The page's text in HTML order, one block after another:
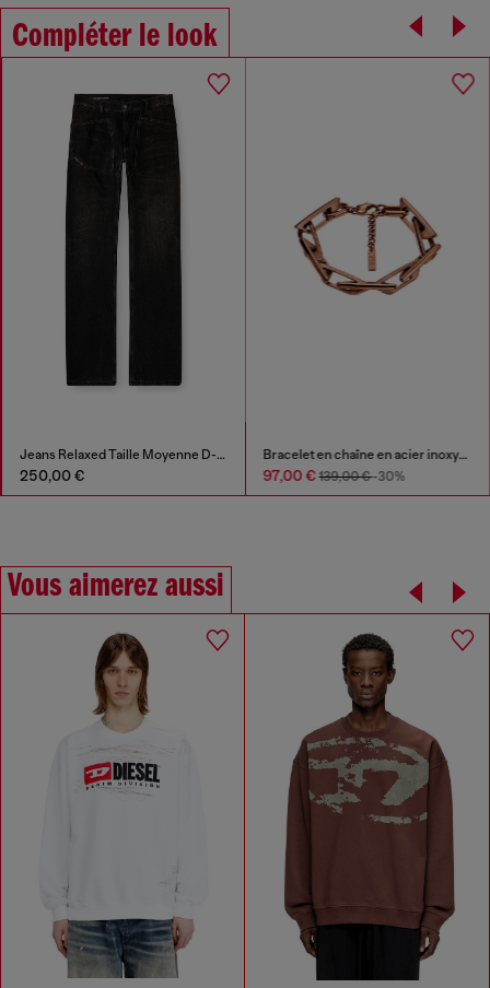
Compléter le look
Jeans Relaxed Taille Moyenne D-Zeta
250,00 €
Bracelet en chaîne en acier inoxydable
97,00 €139,00 €-30%
Vous aimerez aussi